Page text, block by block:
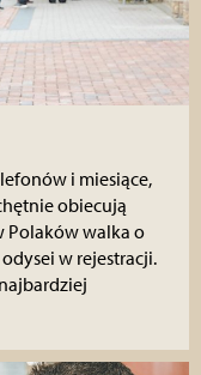
i miesiące,
obiecują
Polaków walka o
w rejestracji.